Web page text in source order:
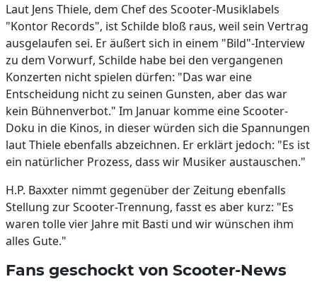
Laut Jens Thiele, dem Chef des Scooter-Musiklabels
"Kontor Records", ist Schilde bloß raus, weil sein Vertrag
ausgelaufen sei. Er äußert sich in einem "Bild"-Interview
zu dem Vorwurf, Schilde habe bei den vergangenen
Konzerten nicht spielen dürfen: "Das war eine
Entscheidung nicht zu seinen Gunsten, aber das war
kein Bühnenverbot." Im Januar komme eine Scooter-
Doku in die Kinos, in dieser würden sich die Spannungen
laut Thiele ebenfalls abzeichnen. Er erklärt jedoch: "Es ist
ein natürlicher Prozess, dass wir Musiker austauschen."
H.P. Baxxter nimmt gegenüber der Zeitung ebenfalls
Stellung zur Scooter-Trennung, fasst es aber kurz: "Es
waren tolle vier Jahre mit Basti und wir wünschen ihm
alles Gute."
Fans geschockt von Scooter-News